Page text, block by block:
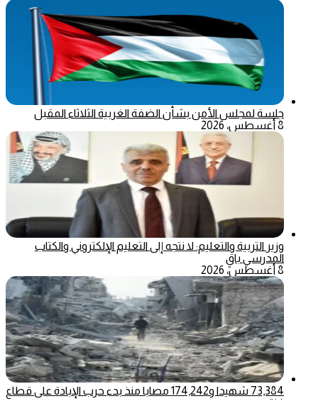
جلسة لمجلس الأمن بشأن الضفة الغربية الثلاثاء المقبل
8 أغسطس، 2026
وزير التربية والتعليم: لا نتجه إلى التعليم الإلكتروني والكتاب
المدرسي باقٍ
8 أغسطس، 2026
73,384 شهيدا و174,242 مصابا منذ بدء حرب الإبادة على قطاع